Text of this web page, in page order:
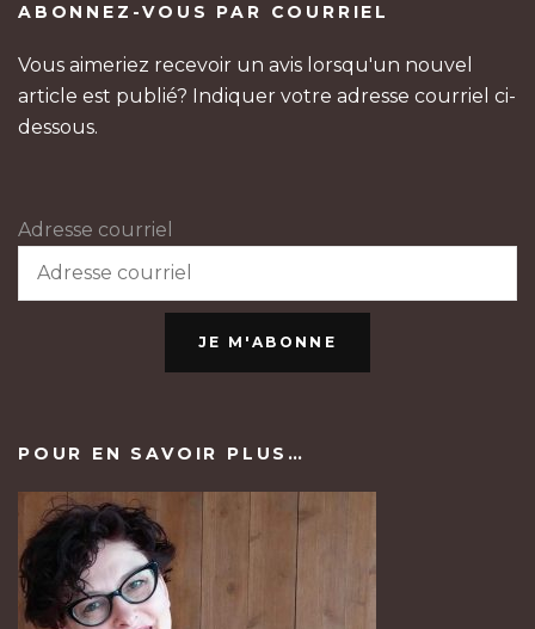
ABONNEZ-VOUS PAR COURRIEL
Vous aimeriez recevoir un avis lorsqu'un nouvel
article est publié? Indiquer votre adresse courriel ci-
dessous.
Adresse courriel
JE M'ABONNE
POUR EN SAVOIR PLUS…